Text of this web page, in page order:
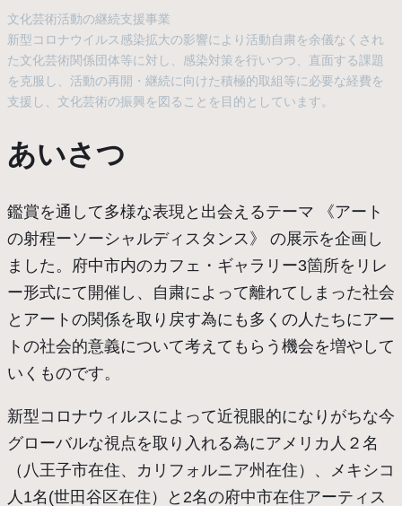
文化芸術活動の継続支援事業
新型コロナウイルス感染拡大の影響により活動自粛を余儀なくされ
た文化芸術関係団体等に対し、感染対策を行いつつ、直面する課題
を克服し、活動の再開・継続に向けた積極的取組等に必要な経費を
支援し、文化芸術の振興を図ることを目的としています。
あいさつ
鑑賞を通して多様な表現と出会えるテーマ 《アート
の射程ーソーシャルディスタンス》 の展示を企画し
ました。府中市内のカフェ・ギャラリー3箇所をリレ
ー形式にて開催し、自粛によって離れてしまった社会
とアートの関係を取り戻す為にも多くの人たちにアー
トの社会的意義について考えてもらう機会を増やして
いくものです。
新型コロナウィルスによって近視眼的になりがちな今
グローバルな視点を取り入れる為にアメリカ人２名
（八王子市在住、カリフォルニア州在住）、メキシコ
人1名(世田谷区在住）と2名の府中市在住アーティス